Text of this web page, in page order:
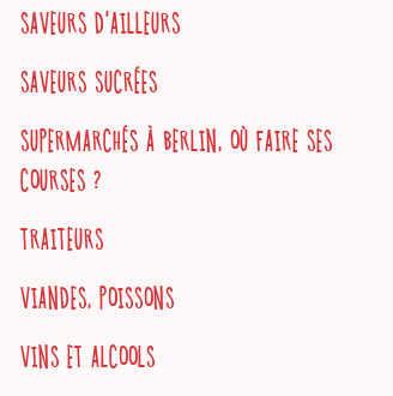
SAVEURS D'AILLEURS
SAVEURS SUCRÉES
SUPERMARCHÉS À BERLIN, OÙ FAIRE SES
COURSES ?
TRAITEURS
VIANDES, POISSONS
VINS ET ALCOOLS